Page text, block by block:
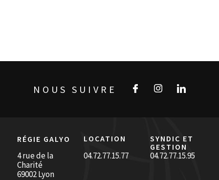
NOUS SUIVRE
RÉGIE GALYO LOCATION
SYNDIC ET
GESTION
4 rue de la
Charité
69002 Lyon
04.72.77.15.77 04.72.77.15.95